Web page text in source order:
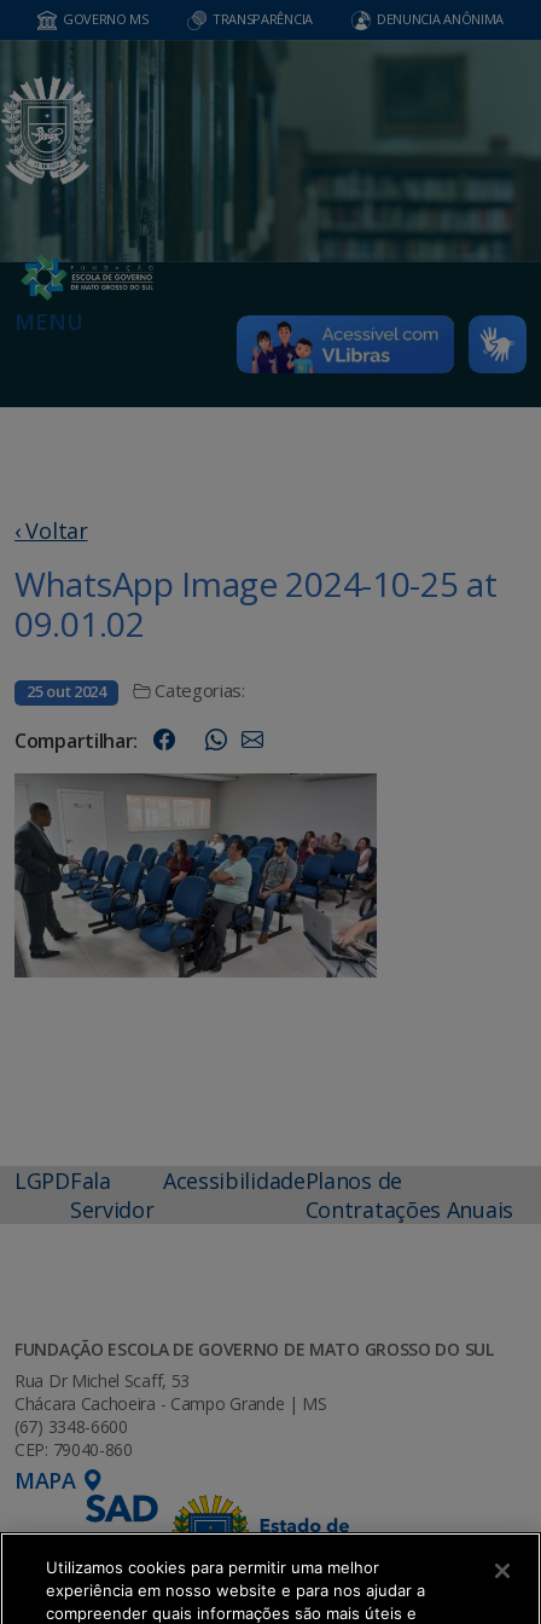
GOVERNO MS TRANSPARÊNCIA DENUNCIA ANÔNIMA
MENU
‹ Voltar
WhatsApp Image 2024-10-25 at
09.01.02
25 out 2024 Categorias:
Compartilhar:
LGPDFala
Servidor
AcessibilidadePlanos de
Contratações Anuais
FUNDAÇÃO ESCOLA DE GOVERNO DE MATO GROSSO DO SUL
Rua Dr Michel Scaff, 53
Chácara Cachoeira - Campo Grande | MS
(67) 3348-6600
CEP: 79040-860
MAPA
Utilizamos cookies para permitir uma melhor
experiência em nosso website e para nos ajudar a
compreender quais informações são mais úteis e